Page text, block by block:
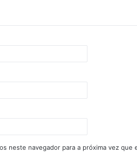
neste navegador para a próxima vez que